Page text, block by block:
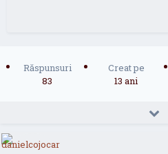
Răspunsuri
83
Creat pe
13 ani